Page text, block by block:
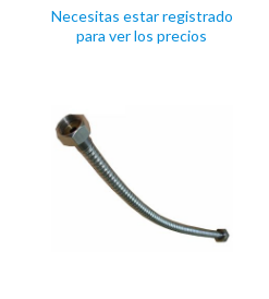
Necesitas estar registrado
para ver los precios